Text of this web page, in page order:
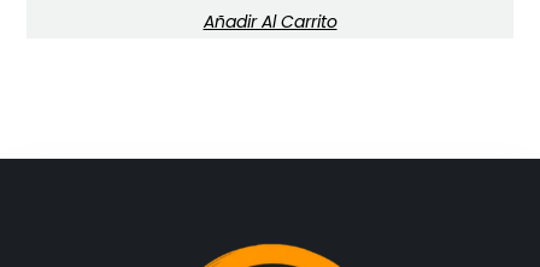
Añadir Al Carrito